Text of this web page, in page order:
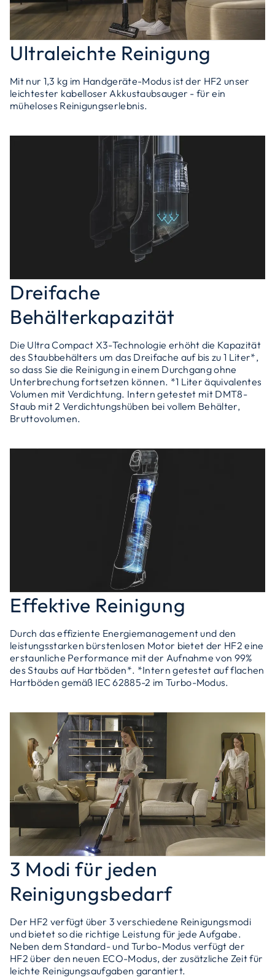
Ultraleichte Reinigung
Mit nur 1,3 kg im Handgeräte-Modus ist der HF2 unser
leichtester kabelloser Akkustaubsauger - für ein
müheloses Reinigungserlebnis.
Dreifache
Behälterkapazität
Die Ultra Compact X3-Technologie erhöht die Kapazität
des Staubbehälters um das Dreifache auf bis zu 1 Liter*,
so dass Sie die Reinigung in einem Durchgang ohne
Unterbrechung fortsetzen können. *1 Liter äquivalentes
Volumen mit Verdichtung. Intern getestet mit DMT8-
Staub mit 2 Verdichtungshüben bei vollem Behälter,
Bruttovolumen.
Effektive Reinigung
Durch das effiziente Energiemanagement und den
leistungsstarken bürstenlosen Motor bietet der HF2 eine
erstaunliche Performance mit der Aufnahme von 99%
des Staubs auf Hartböden*. *Intern getestet auf flachen
Hartböden gemäß IEC 62885-2 im Turbo-Modus.
3 Modi für jeden
Reinigungsbedarf
Der HF2 verfügt über 3 verschiedene Reinigungsmodi
und bietet so die richtige Leistung für jede Aufgabe.
Neben dem Standard- und Turbo-Modus verfügt der
HF2 über den neuen ECO-Modus, der zusätzliche Zeit für
leichte Reinigungsaufgaben garantiert.